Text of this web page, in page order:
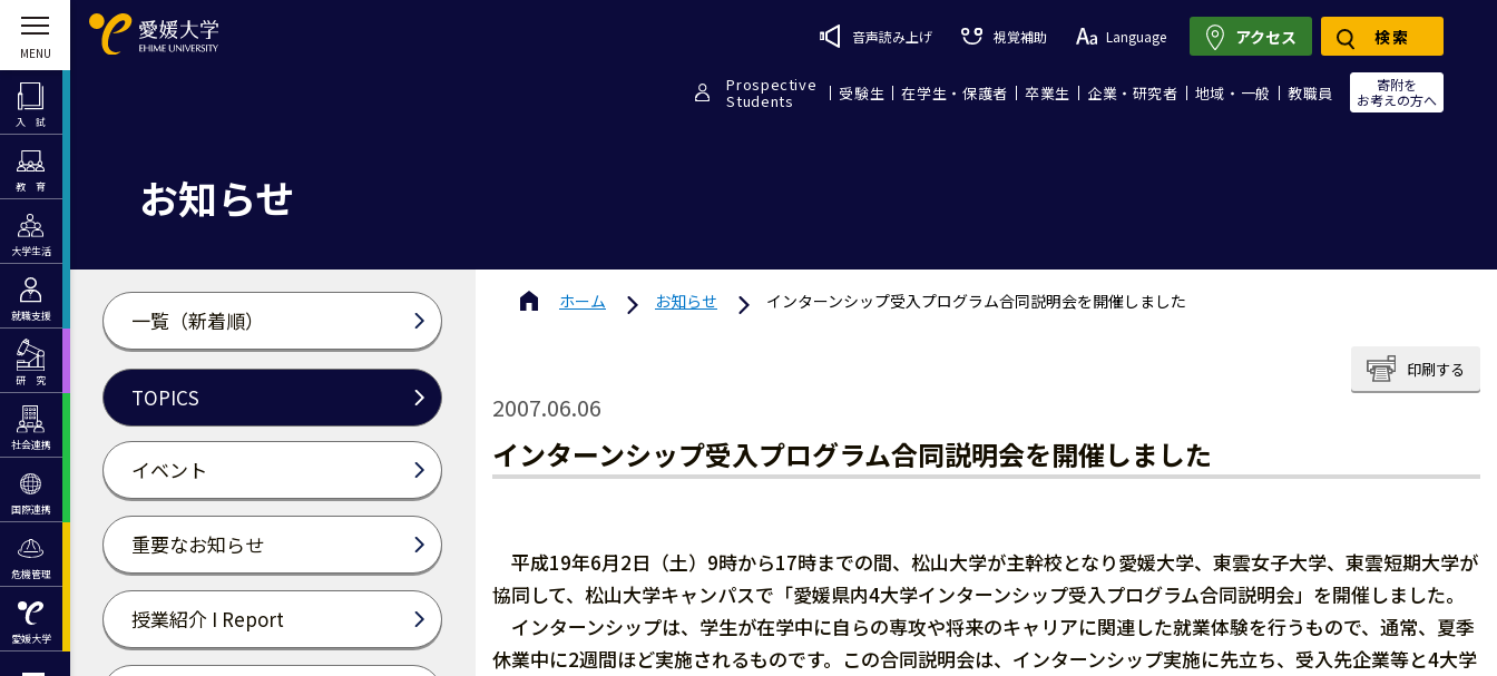
入 試
教 育
大学生活
就職支援
研 究
社会連携
国際連携
危機管理
愛媛大学
音声読み上げ 視覚補助 Language
Prospective
Students 受験生 在学生・保護者 卒業生 企業・研究者 地域・一般 教職員
寄附を
お考えの方へ
アクセス 検索
お知らせ
一覧（新着順）
TOPICS
イベント
重要なお知らせ
授業紹介 I Report
ホーム お知らせ インターンシップ受入プログラム合同説明会を開催しました
印刷する
2007.06.06
インターンシップ受入プログラム合同説明会を開催しました
平成19年6月2日（土）9時から17時までの間、松山大学が主幹校となり愛媛大学、東雲女子大学、東雲短期大学が
協同して、松山大学キャンパスで「愛媛県内4大学インターンシップ受入プログラム合同説明会」を開催しました。
インターンシップは、学生が在学中に自らの専攻や将来のキャリアに関連した就業体験を行うもので、通常、夏季
休業中に2週間ほど実施されるものです。この合同説明会は、インターンシップ実施に先立ち、受入先企業等と4大学